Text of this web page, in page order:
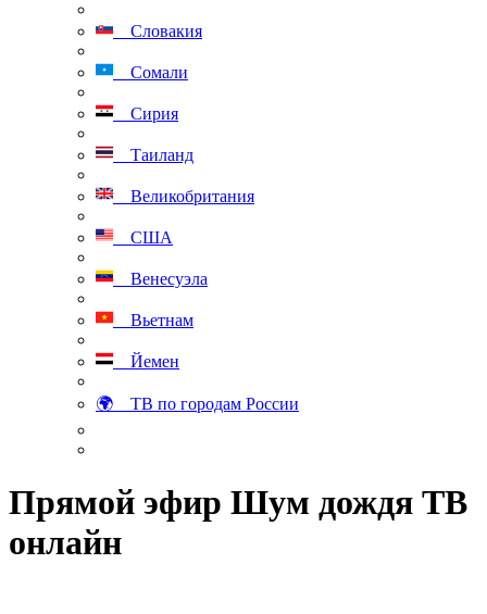
Словакия
Сомали
Сирия
Таиланд
Великобритания
США
Венесуэла
Вьетнам
Йемен
🌍 ТВ по городам России
Прямой эфир Шум дождя ТВ
онлайн